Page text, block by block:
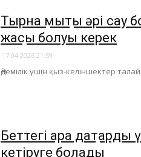
Тырнақ мықты әрі сау
жақсы болуы керек
17.04.2026 21:59
Әдемілік үшін қыз-келіншектер
Беттегі қара
кетіруге болады